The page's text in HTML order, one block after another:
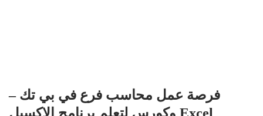
فرصة عمل محاسب فرع في بي تك –